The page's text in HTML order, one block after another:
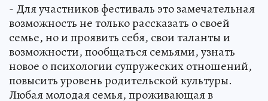
- Для участников фестиваль это замечательная
возможность не только рассказать о своей
семье, но и проявить себя, свои таланты и
возможности, пообщаться семьями, узнать
новое о психологии супружеских отношений,
повысить уровень родительской культуры.
Любая молодая семья, проживающая в